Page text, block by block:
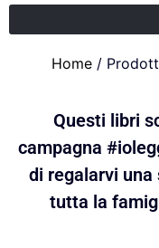
Home/
Questi libri
campagna
di regalarvi
tutta la